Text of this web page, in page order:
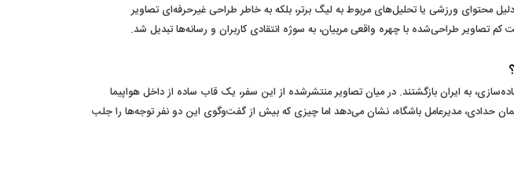
محتوای ورزشی یا تحلیل‌های مربوط به لیگ برتر، بلکه به خاطر طراحی غیرحرفه‌ای تصاویر
تصاویر طراحی‌شده با چهره واقعی مربیان، به سوژه انتقادی کاربران و رسانه‌ها تبدیل شد.
به ایران بازگشتند. در میان تصاویر منتشرشده از این سفر، یک قاب ساده از داخل هواپیما
حدادی، مدیرعامل باشگاه، نشان می‌دهد اما چیزی که بیش از گفت‌وگوی این دو نفر توجه‌ها را جلب